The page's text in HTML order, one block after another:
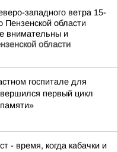
западного ветра 15-
области
внимательны и
области
госпитале для
первый цикл
- время, когда кабачки и